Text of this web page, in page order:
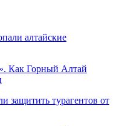
алтайские
Как Горный Алтай
защитить турагентов от